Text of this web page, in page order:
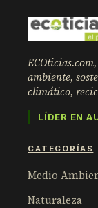
ambiente,
climático,
LÍDER EN
CATEGORÍAS
Medio
Naturaleza